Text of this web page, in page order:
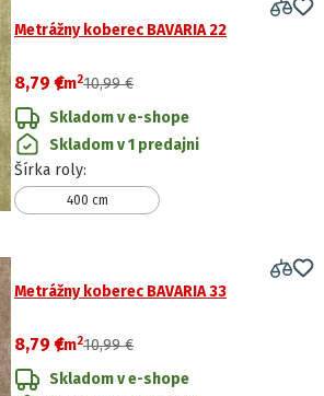
Metrážny koberec BAVARIA 22
8,79 €
/m210,99 €
Skladom v e-shope
Skladom v 1 predajni
Šírka roly:
400 cm
Metrážny koberec BAVARIA 33
8,79 €
/m210,99 €
Skladom v e-shope